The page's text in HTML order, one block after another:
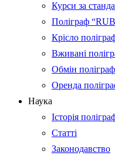
Курси за
Поліграф
Крісло
Вживані
Обмін
Оренда
Наука
Історія
Статті
Законодавство